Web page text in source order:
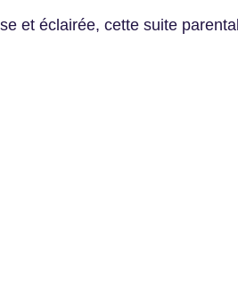
et éclairée, cette suite